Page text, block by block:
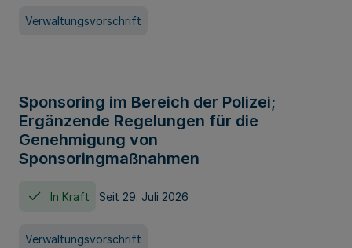
Verwaltungsvorschrift
Sponsoring im Bereich der Polizei;
Ergänzende Regelungen für die
Genehmigung von
Sponsoringmaßnahmen
In Kraft Seit 29. Juli 2026
Verwaltungsvorschrift